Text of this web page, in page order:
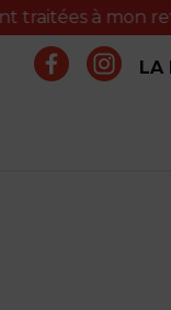
à mon retour.
LA